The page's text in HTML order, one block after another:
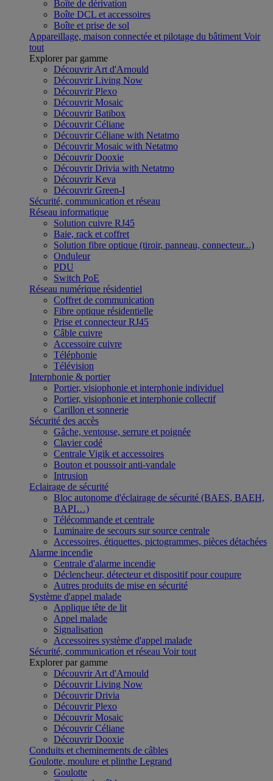
Boîte de dérivation
Boîte DCL et accessoires
Boîte et prise de sol
Appareillage, maison connectée et pilotage du bâtiment Voir
tout
Explorer par gamme
Découvrir Art d'Arnould
Découvrir Living Now
Découvrir Plexo
Découvrir Mosaic
Découvrir Batibox
Découvrir Céliane
Découvrir Céliane with Netatmo
Découvrir Mosaic with Netatmo
Découvrir Dooxie
Découvrir Drivia with Netatmo
Découvrir Keva
Découvrir Green-I
Sécurité, communication et réseau
Réseau informatique
Solution cuivre RJ45
Baie, rack et coffret
Solution fibre optique (tiroir, panneau, connecteur...)
Onduleur
PDU
Switch PoE
Réseau numérique résidentiel
Coffret de communication
Fibre optique résidentielle
Prise et connecteur RJ45
Câble cuivre
Accessoire cuivre
Téléphonie
Télévision
Interphonie & portier
Portier, visiophonie et interphonie individuel
Portier, visiophonie et interphonie collectif
Carillon et sonnerie
Sécurité des accès
Gâche, ventouse, serrure et poignée
Clavier codé
Centrale Vigik et accessoires
Bouton et poussoir anti-vandale
Intrusion
Eclairage de sécurité
Bloc autonome d'éclairage de sécurité (BAES, BAEH,
BAPI…)
Télécommande et centrale
Luminaire de secours sur source centrale
Accessoires, étiquettes, pictogrammes, pièces détachées
Alarme incendie
Centrale d'alarme incendie
Déclencheur, détecteur et dispositif pour coupure
Autres produits de mise en sécurité
Système d'appel malade
Applique tête de lit
Appel malade
Signalisation
Accessoires système d'appel malade
Sécurité, communication et réseau Voir tout
Explorer par gamme
Découvrir Art d'Arnould
Découvrir Living Now
Découvrir Drivia
Découvrir Plexo
Découvrir Mosaic
Découvrir Céliane
Découvrir Dooxie
Conduits et cheminements de câbles
Goulotte, moulure et plinthe Legrand
Goulotte